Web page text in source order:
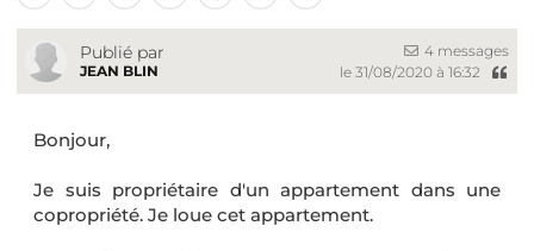
Publié par
JEAN BLIN
4 messages
le 31/08/2020 à 16:32
Bonjour,
Je suis propriétaire d'un appartement dans une
copropriété. Je loue cet appartement.